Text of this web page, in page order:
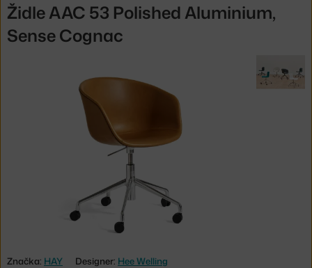
Židle AAC 53 Polished Aluminium,
Sense Cognac
Značka: HAY Designer: Hee Welling